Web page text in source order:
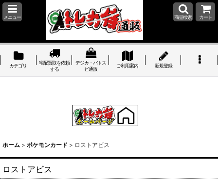
メニュー 商品検索 カート
カテゴリ
宅配買取を依頼
する
デジカ・バトス
ピ通販
ご利用案内 新規登録
ホーム > ポケモンカード > ロストアビス
ロストアビス